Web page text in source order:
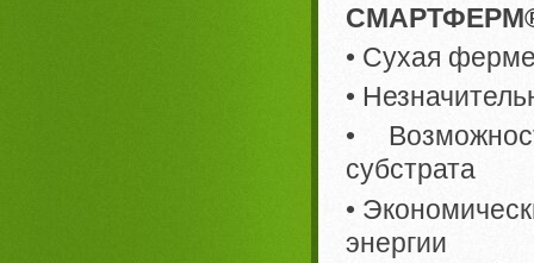
• Сухая
•
•
субстрата
•
энергии